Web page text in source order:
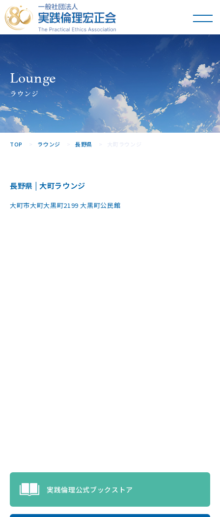
一般社団法人
実践倫理宏正会
Lounge
ラウンジ
TOP ラウンジ 長野県 大町ラウンジ
長野県 | 大町ラウンジ
大町市大町大黒町2199 大黒町公民館
実践倫理公式ブックストア